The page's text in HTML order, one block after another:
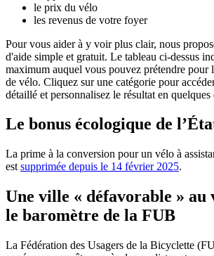
le prix du vélo
les revenus de votre foyer
Pour vous aider à y voir plus clair, nous
d'aide simple et gratuit. Le tableau ci-dessus
maximum auquel vous pouvez prétendre pour
de vélo. Cliquez sur une catégorie pour
détaillé et personnalisez le résultat en quelques
Le bonus écologique de
La prime à la conversion pour un vélo à
est supprimée depuis le 14 février 2025.
Une ville « défavorable » au
le baromètre de la FUB
La Fédération des Usagers de la Bicyclette